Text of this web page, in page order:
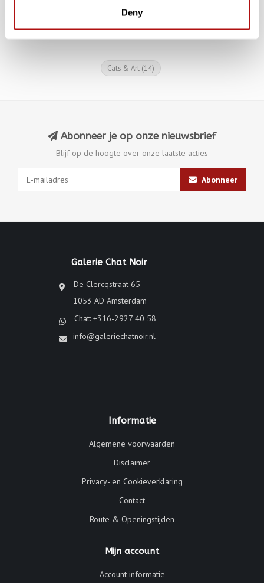
Deny
Cats & Art (14)
Abonneer je op onze nieuwsbrief
Blijf op de hoogte over onze laatste acties
Abonneer
Galerie Chat Noir
De Clercqstraat 65
1053 AD Amsterdam
Chat: +316-2927 40 58
info@galeriechatnoir.nl
Informatie
Algemene voorwaarden
Disclaimer
Privacy- en Cookieverklaring
Contact
Route & Openingstijden
Mijn account
Account informatie